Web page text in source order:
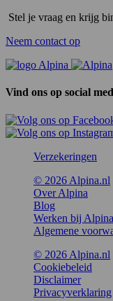
Stel je vraag en krijg
Neem contact op
Vind ons op social
Verzekeringen
© 2026 Alpina.nl
Over Alpina
Blog
Werken bij
Algemene
© 2026 Alpina.nl
Cookiebeleid
Disclaimer
Privacyverklaring